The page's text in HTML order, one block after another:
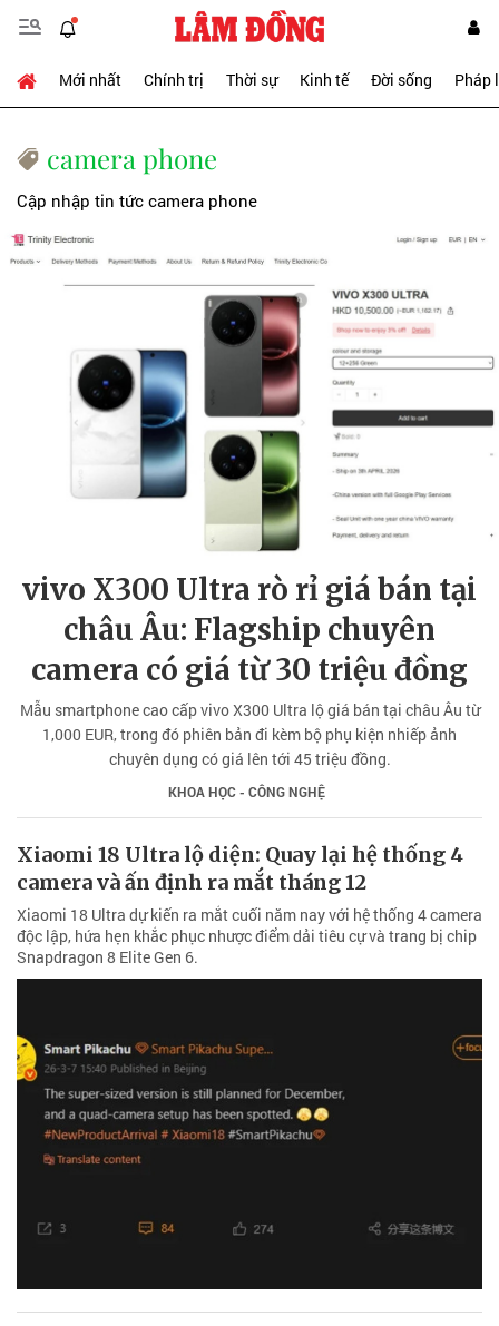
Mới nhất Chính trị Thời sự Kinh tế Đời sống Pháp
camera phone
Cập nhập tin tức camera phone
vivo X300 Ultra rò rỉ giá bán tại
châu Âu: Flagship chuyên
camera có giá từ 30 triệu đồng
Mẫu smartphone cao cấp vivo X300 Ultra lộ giá bán tại châu Âu từ
1,000 EUR, trong đó phiên bản đi kèm bộ phụ kiện nhiếp ảnh
chuyên dụng có giá lên tới 45 triệu đồng.
KHOA HỌC - CÔNG NGHỆ
Xiaomi 18 Ultra lộ diện: Quay lại hệ thống 4
camera và ấn định ra mắt tháng 12
Xiaomi 18 Ultra dự kiến ra mắt cuối năm nay với hệ thống 4 camera
độc lập, hứa hẹn khắc phục nhược điểm dải tiêu cự và trang bị chip
Snapdragon 8 Elite Gen 6.